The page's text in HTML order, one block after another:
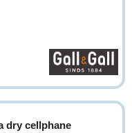
dry cellphane